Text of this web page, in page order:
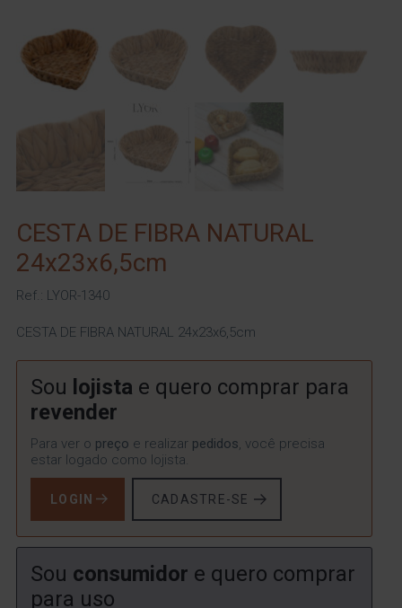
CESTA DE FIBRA NATURAL
24x23x6,5cm
Ref.: LYOR-1340
CESTA DE FIBRA NATURAL 24x23x6,5cm
Sou lojista e quero comprar para
revender
Para ver o preço e realizar pedidos, você precisa
estar logado como lojista.
LOGIN CADASTRE-SE
Sou consumidor e quero comprar
para uso